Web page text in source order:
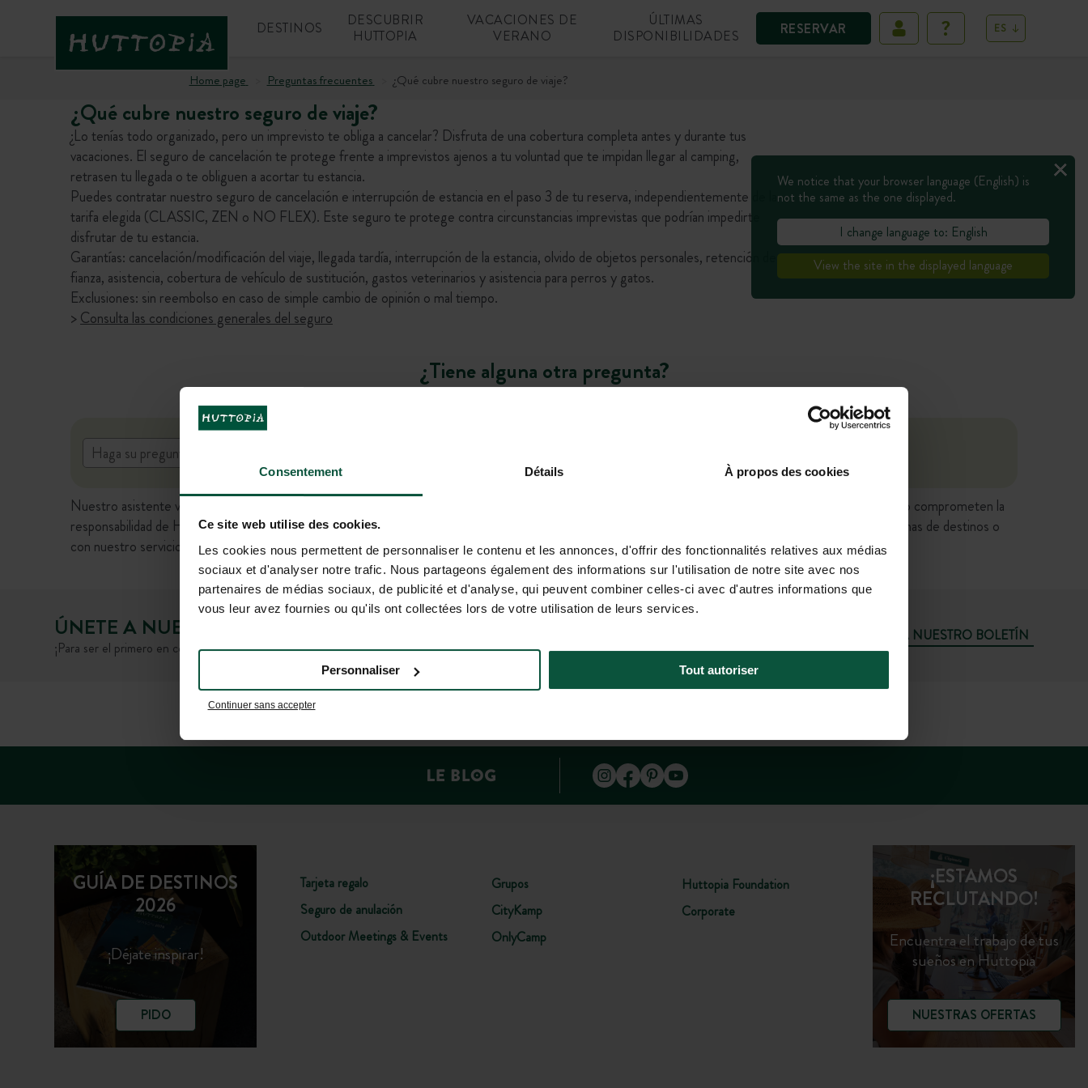
Consentement Détails À propos des cookies
Ce site web utilise des cookies.
Les cookies nous permettent de personnaliser le contenu et les annonces, d'offrir des fonctionnalités relatives aux médias
sociaux et d'analyser notre trafic. Nous partageons également des informations sur l'utilisation de notre site avec nos
partenaires de médias sociaux, de publicité et d'analyse, qui peuvent combiner celles-ci avec d'autres informations que
vous leur avez fournies ou qu'ils ont collectées lors de votre utilisation de leurs services.
Continuer sans accepter
Personnaliser Tout autoriser
RESERVAR
DESTINOS
DESCUBRIR
HUTTOPIA
VACACIONES DE
VERANO
ÚLTIMAS
DISPONIBILIDADES
ES
Home page Preguntas frecuentes ¿Qué cubre nuestro seguro de viaje?
¿Qué cubre nuestro seguro de viaje?
¿Lo tenías todo organizado, pero un imprevisto te obliga a cancelar? Disfruta de una cobertura completa antes y durante tus
vacaciones. El seguro de cancelación te protege frente a imprevistos ajenos a tu voluntad que te impidan llegar al camping,
retrasen tu llegada o te obliguen a acortar tu estancia.
Puedes contratar nuestro seguro de cancelación e interrupción de estancia en el paso 3 de tu reserva, independientemente de la
tarifa elegida (CLASSIC, ZEN o NO FLEX). Este seguro te protege contra circunstancias imprevistas que podrían impedirte
disfrutar de tu estancia.
Garantías: cancelación/modificación del viaje, llegada tardía, interrupción de la estancia, olvido de objetos personales, retención de
fianza, asistencia, cobertura de vehículo de sustitución, gastos veterinarios y asistencia para perros y gatos.
Exclusiones: sin reembolso en caso de simple cambio de opinión o mal tiempo.
>Consulta las condiciones generales del seguro
¿Tiene alguna otra pregunta?
Nuestro asistente virtual basado en inteligencia artificial está actualmente en versión beta. Las respuestas proporcionadas no tienen valor contractual y no comprometen la
responsabilidad de Huttopia. Le invitamos a verificar la información importante (precios, disponibilidad, condiciones de venta, etc.) directamente en las fichas de destinos o
con nuestro servicio de atención al cliente.
We notice that your browser language (English) is
not the same as the one displayed.
I change language to: English
View the site in the displayed language
ÚNETE A NUESTRA COMUNIDAD
¡Para ser el primero en conocer las novedades y ofertas promocionales de Huttopia!
SUSCRÍBASE A NUESTRO BOLETÍN
PREGUNTAS FRECUENTES
GUÍA DE DESTINOS
2026
¡Déjate inspirar!
PIDO
Tarjeta regalo
Seguro de anulación
Outdoor Meetings & Events
Grupos
CityKamp
OnlyCamp
Huttopia Foundation
Corporate
¡ESTAMOS
RECLUTANDO!
Encuentra el trabajo de tus
sueños en Huttopia
NUESTRAS OFERTAS